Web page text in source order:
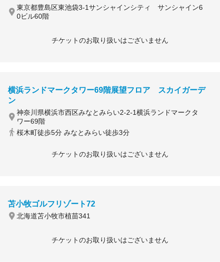
東京都豊島区東池袋3-1サンシャインシティ サンシャイン6
0ビル60階
チケットのお取り扱いはございません
横浜ランドマークタワー69階展望フロア スカイガーデ
ン
神奈川県横浜市西区みなとみらい2-2-1横浜ランドマークタ
ワー69階
桜木町徒歩5分 みなとみらい徒歩3分
チケットのお取り扱いはございません
苫小牧ゴルフリゾート72
北海道苫小牧市植苗341
チケットのお取り扱いはございません